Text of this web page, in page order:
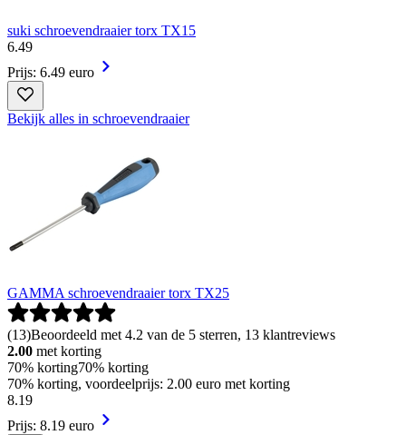
suki schroevendraaier torx TX15
6.49
Prijs: 6.49 euro
Bekijk alles in schroevendraaier
GAMMA schroevendraaier torx TX25
(13)Beoordeeld met 4.2 van de 5 sterren, 13 klantreviews
2.00 met korting
70% korting70% korting
70% korting, voordeelprijs: 2.00 euro met korting
8.19
Prijs: 8.19 euro